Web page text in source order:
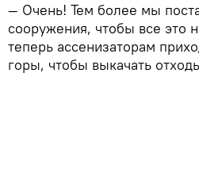
— Очень! Тем более мы
сооружения, чтобы все это
теперь ассенизаторам
горы, чтобы выкачать